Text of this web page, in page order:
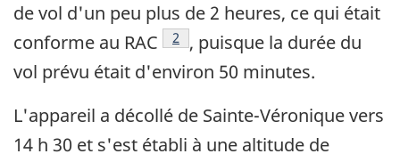
de vol d'un peu plus de 2 heures, ce qui était
conforme au RAC
Footnote
2
, puisque la durée du
vol prévu était d'environ 50 minutes.
L'appareil a décollé de Sainte-Véronique vers
14 h 30 et s'est établi à une altitude de